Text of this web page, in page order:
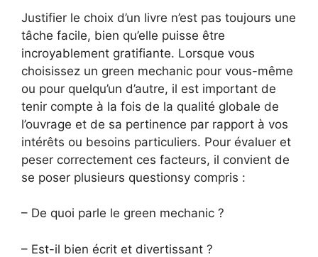
Justifier le choix d’un livre n’est pas toujours une
tâche facile, bien qu’elle puisse être
incroyablement gratifiante. Lorsque vous
choisissez un green mechanic pour vous-même
ou pour quelqu’un d’autre, il est important de
tenir compte à la fois de la qualité globale de
l’ouvrage et de sa pertinence par rapport à vos
intérêts ou besoins particuliers. Pour évaluer et
peser correctement ces facteurs, il convient de
se poser plusieurs questionsy compris :
– De quoi parle le green mechanic ?
– Est-il bien écrit et divertissant ?